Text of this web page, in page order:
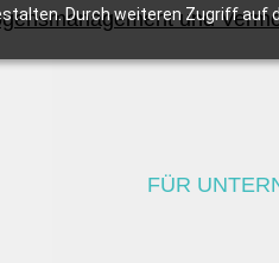
Durch weiteren Zugriff auf
FÜR